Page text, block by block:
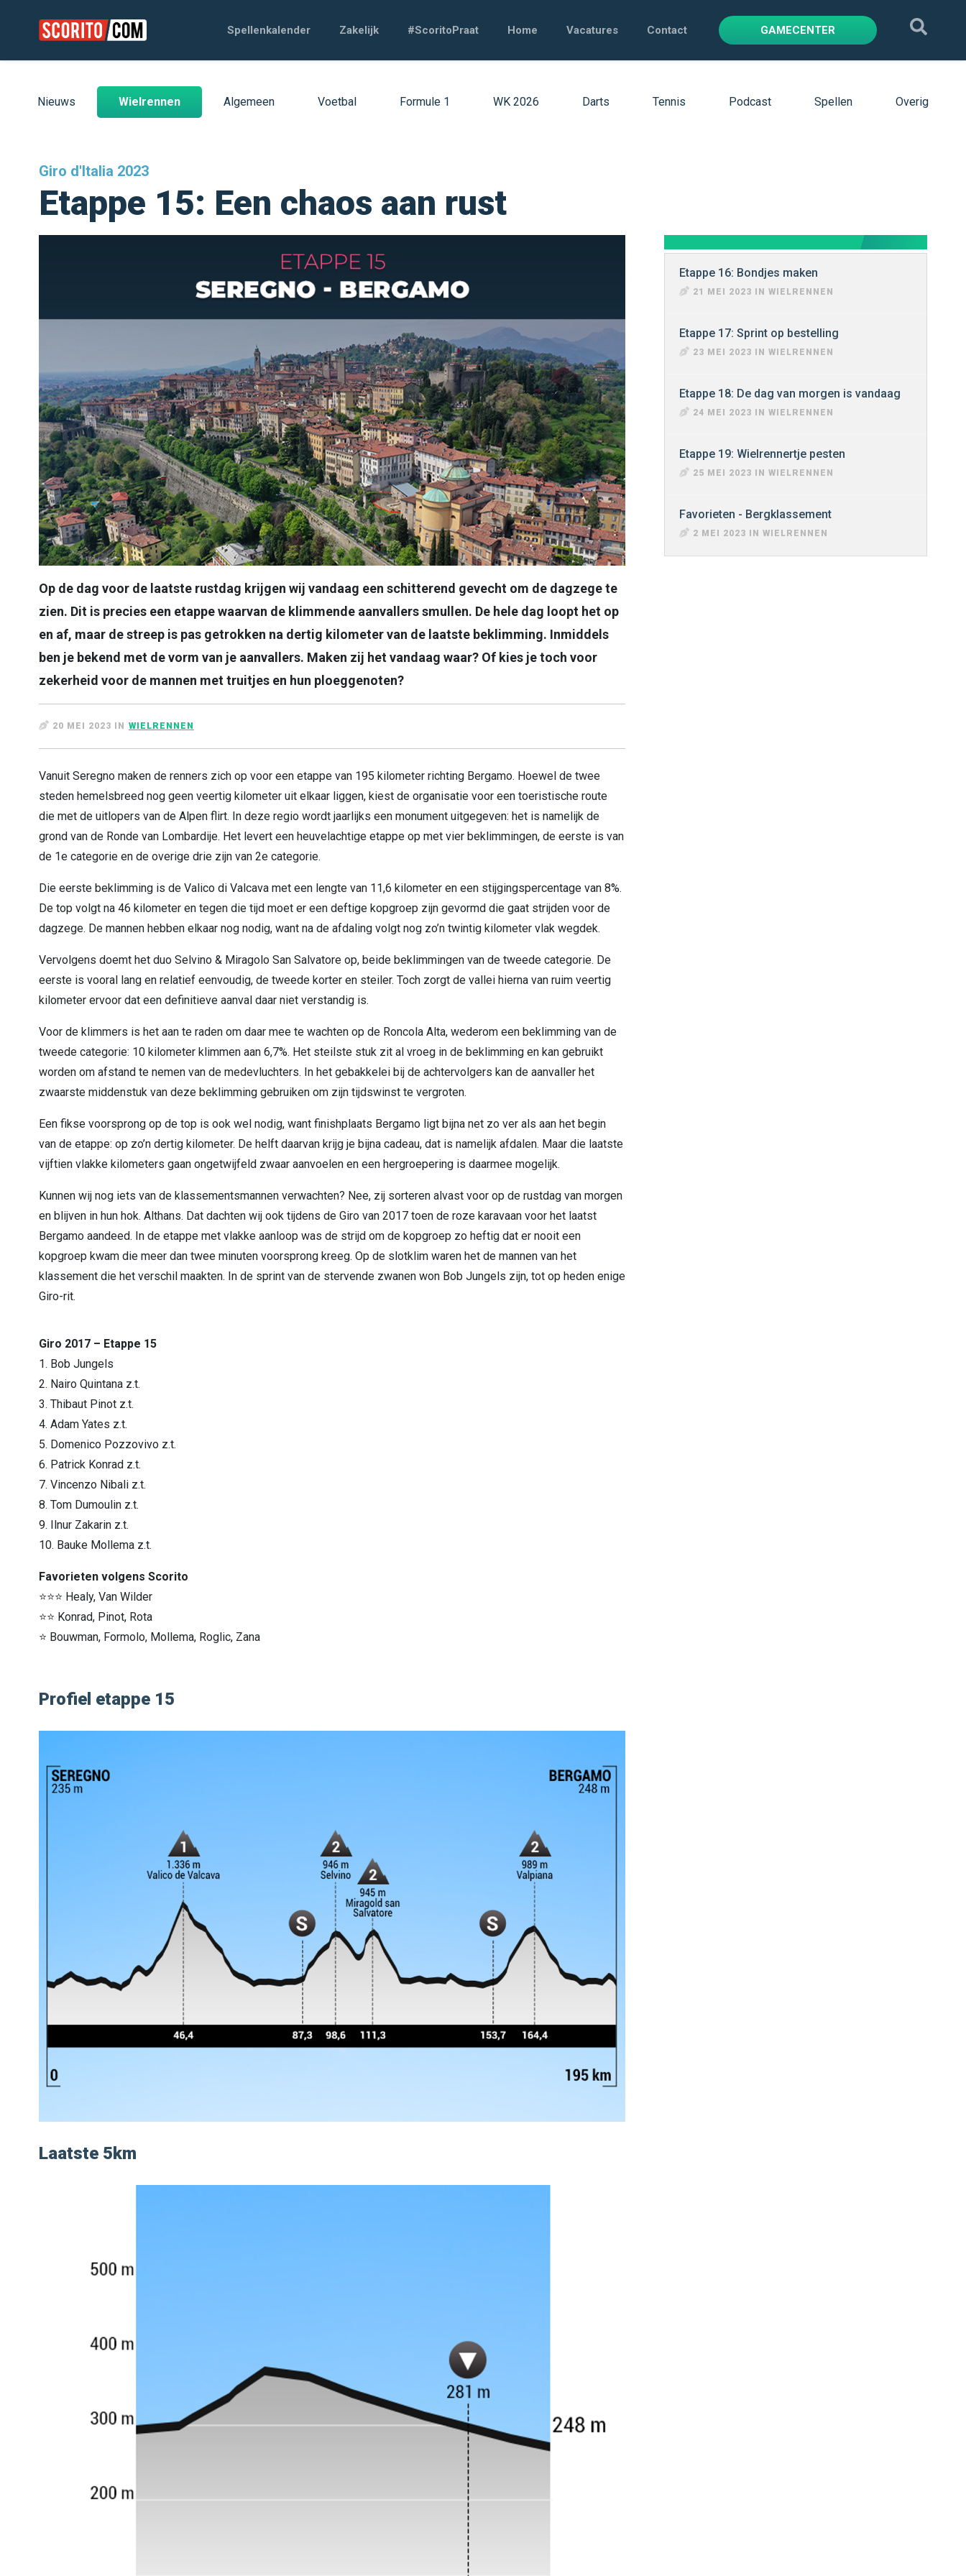
Spellenkalender Zakelijk #ScoritoPraat Home Vacatures Contact GAMECENTER
Nieuws Wielrennen Algemeen Voetbal Formule 1 WK 2026 Darts Tennis Podcast Spellen Overig
Giro d'Italia 2023
Etappe 15: Een chaos aan rust
Op de dag voor de laatste rustdag krijgen wij vandaag een schitterend gevecht om de dagzege te
zien. Dit is precies een etappe waarvan de klimmende aanvallers smullen. De hele dag loopt het op
en af, maar de streep is pas getrokken na dertig kilometer van de laatste beklimming. Inmiddels
ben je bekend met de vorm van je aanvallers. Maken zij het vandaag waar? Of kies je toch voor
zekerheid voor de mannen met truitjes en hun ploeggenoten?
20 MEI 2023 IN WIELRENNEN
Vanuit Seregno maken de renners zich op voor een etappe van 195 kilometer richting Bergamo. Hoewel de twee
steden hemelsbreed nog geen veertig kilometer uit elkaar liggen, kiest de organisatie voor een toeristische route
die met de uitlopers van de Alpen flirt. In deze regio wordt jaarlijks een monument uitgegeven: het is namelijk de
grond van de Ronde van Lombardije. Het levert een heuvelachtige etappe op met vier beklimmingen, de eerste is van
de 1e categorie en de overige drie zijn van 2e categorie.
Die eerste beklimming is de Valico di Valcava met een lengte van 11,6 kilometer en een stijgingspercentage van 8%.
De top volgt na 46 kilometer en tegen die tijd moet er een deftige kopgroep zijn gevormd die gaat strijden voor de
dagzege. De mannen hebben elkaar nog nodig, want na de afdaling volgt nog zo’n twintig kilometer vlak wegdek.
Vervolgens doemt het duo Selvino & Miragolo San Salvatore op, beide beklimmingen van de tweede categorie. De
eerste is vooral lang en relatief eenvoudig, de tweede korter en steiler. Toch zorgt de vallei hierna van ruim veertig
kilometer ervoor dat een definitieve aanval daar niet verstandig is.
Voor de klimmers is het aan te raden om daar mee te wachten op de Roncola Alta, wederom een beklimming van de
tweede categorie: 10 kilometer klimmen aan 6,7%. Het steilste stuk zit al vroeg in de beklimming en kan gebruikt
worden om afstand te nemen van de medevluchters. In het gebakkelei bij de achtervolgers kan de aanvaller het
zwaarste middenstuk van deze beklimming gebruiken om zijn tijdswinst te vergroten.
Een fikse voorsprong op de top is ook wel nodig, want finishplaats Bergamo ligt bijna net zo ver als aan het begin
van de etappe: op zo’n dertig kilometer. De helft daarvan krijg je bijna cadeau, dat is namelijk afdalen. Maar die laatste
vijftien vlakke kilometers gaan ongetwijfeld zwaar aanvoelen en een hergroepering is daarmee mogelijk.
Kunnen wij nog iets van de klassementsmannen verwachten? Nee, zij sorteren alvast voor op de rustdag van morgen
en blijven in hun hok. Althans. Dat dachten wij ook tijdens de Giro van 2017 toen de roze karavaan voor het laatst
Bergamo aandeed. In de etappe met vlakke aanloop was de strijd om de kopgroep zo heftig dat er nooit een
kopgroep kwam die meer dan twee minuten voorsprong kreeg. Op de slotklim waren het de mannen van het
klassement die het verschil maakten. In de sprint van de stervende zwanen won Bob Jungels zijn, tot op heden enige
Giro-rit.
Giro 2017 – Etappe 15
1. Bob Jungels
2. Nairo Quintana z.t.
3. Thibaut Pinot z.t.
4. Adam Yates z.t.
5. Domenico Pozzovivo z.t.
6. Patrick Konrad z.t.
7. Vincenzo Nibali z.t.
8. Tom Dumoulin z.t.
9. Ilnur Zakarin z.t.
10. Bauke Mollema z.t.
Favorieten volgens Scorito
⭐⭐⭐ Healy, Van Wilder
⭐⭐ Konrad, Pinot, Rota
⭐ Bouwman, Formolo, Mollema, Roglic, Zana
Profiel etappe 15
Laatste 5km
Etappe 16: Bondjes maken
21 MEI 2023 IN WIELRENNEN
Etappe 17: Sprint op bestelling
23 MEI 2023 IN WIELRENNEN
Etappe 18: De dag van morgen is vandaag
24 MEI 2023 IN WIELRENNEN
Etappe 19: Wielrennertje pesten
25 MEI 2023 IN WIELRENNEN
Favorieten - Bergklassement
2 MEI 2023 IN WIELRENNEN